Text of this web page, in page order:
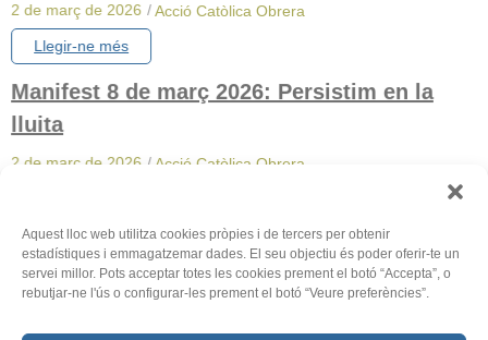
Aquest lloc web utilitza cookies pròpies i de tercers per obtenir
estadístiques i emmagatzemar dades. El seu objectiu és poder oferir-te un
servei millor. Pots acceptar totes les cookies prement el botó “Accepta”, o
rebutjar-ne l'ús o configurar-les prement el botó “Veure preferències”.
2 de març de 2026 /Acció Catòlica Obrera
Llegir-ne més
Manifest 8 de març 2026: Persistim en la
lluita
2 de març de 2026 / Acció Catòlica Obrera
Mercosur, un tractat d’igualtat des de
diferents condicions